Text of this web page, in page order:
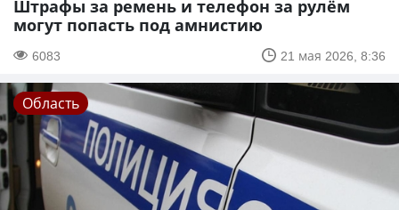
Штрафы за ремень и телефон за рулём
могут попасть под амнистию
6083 21 мая 2026, 8:36
Область